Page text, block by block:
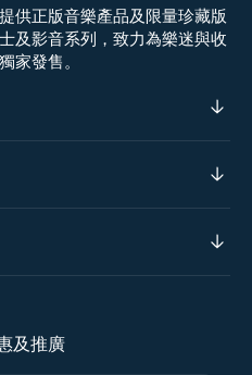
供正版音樂產品及限量珍藏版
及影音系列，致力為樂迷與收
家發售。
及推廣